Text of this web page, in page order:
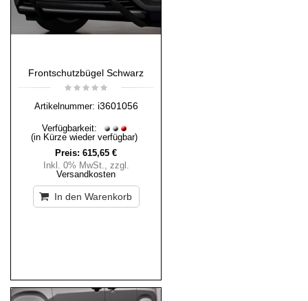
Frontschutzbügel Schwarz
Artikelnummer: i3601056
Verfügbarkeit:
(in Kürze wieder verfügbar)
Preis: 615,65 €
Inkl. 0% MwSt., zzgl.
Versandkosten
In den Warenkorb